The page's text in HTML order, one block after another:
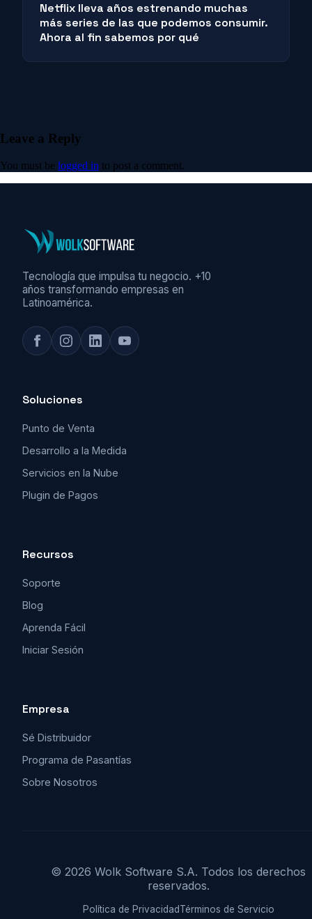
Netflix lleva años estrenando muchas
más series de las que podemos consumir.
Ahora al fin sabemos por qué
Leave a Reply
You must be logged in to post a comment.
Tecnología que impulsa tu negocio. +10
años transformando empresas en
Latinoamérica.
Soluciones
Punto de Venta
Desarrollo a la Medida
Servicios en la Nube
Plugin de Pagos
Recursos
Soporte
Blog
Aprenda Fácil
Iniciar Sesión
Empresa
Sé Distribuidor
Programa de Pasantías
Sobre Nosotros
© 2026 Wolk Software S.A. Todos los derechos
reservados.
Política de PrivacidadTérminos de Servicio